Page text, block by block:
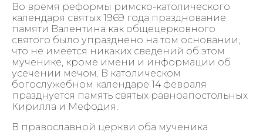
Во время реформы римско-католического
календаря святых 1969 года празднование
памяти Валентина как общецерковного
святого было упразднено на том основании,
что не имеется никаких сведений об этом
мученике, кроме имени и информации об
усечении мечом. В католическом
богослужебном календаре 14 февраля
празднуется память святых равноапостольных
Кирилла и Мефодия.
В православной церкви оба мученика